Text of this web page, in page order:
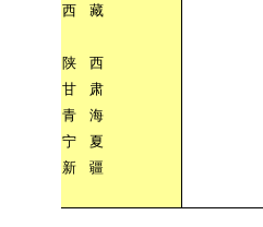
西
藏
陕 西
甘
肃
青
海
宁
夏
新
疆